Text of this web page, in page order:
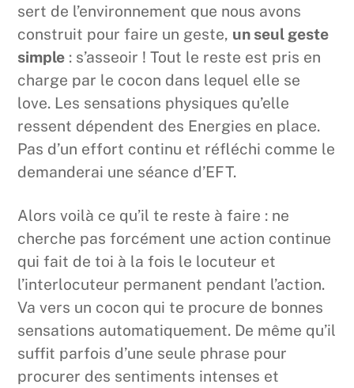
sert de l’environnement que nous avons
construit pour faire un geste, un seul geste
simple : s’asseoir ! Tout le reste est pris en
charge par le cocon dans lequel elle se
love. Les sensations physiques qu’elle
ressent dépendent des Energies en place.
Pas d’un effort continu et réfléchi comme le
demanderai une séance d’EFT.
Alors voilà ce qu’il te reste à faire : ne
cherche pas forcément une action continue
qui fait de toi à la fois le locuteur et
l’interlocuteur permanent pendant l’action.
Va vers un cocon qui te procure de bonnes
sensations automatiquement. De même qu’il
suffit parfois d’une seule phrase pour
procurer des sentiments intenses et